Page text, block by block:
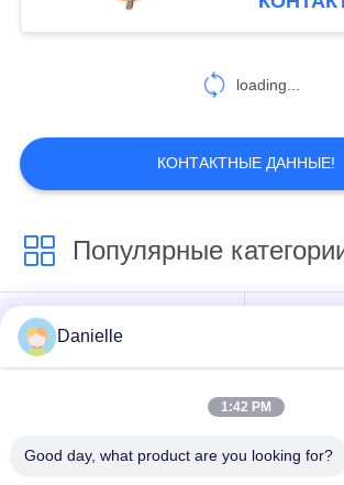
Медный
алюминиевое
штранг-
прессование
loading...
КОНТАКТНЫЕ ДАННЫЕ!
Популярные
Отливки
алюминиевые Die
механической
КНК
Danielle
1:42 PM
Good day, what product are you looking for?